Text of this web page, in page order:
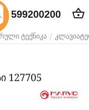
599200200
ტექნიკა /
127705